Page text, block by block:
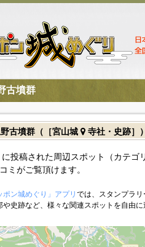
古墳群
野古墳群（［宮山城 寺社・史跡］）
投稿された周辺スポット（カテゴ
ミがご覧頂けます。
ポン城めぐり」アプリ では、スタンプラリ
や史跡など、様々な関連スポットを自由に